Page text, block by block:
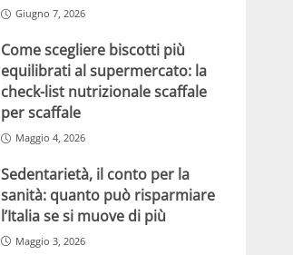
Giugno 7, 2026
Come scegliere biscotti più
equilibrati al supermercato: la
check-list nutrizionale scaffale
per scaffale
Maggio 4, 2026
Sedentarietà, il conto per la
sanità: quanto può risparmiare
l’Italia se si muove di più
Maggio 3, 2026